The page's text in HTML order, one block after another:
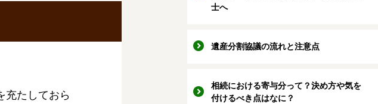
充たしておら
士へ
遺産分割協議の流れと注意点
相続における寄与分って？決め方や気を
付けるべき点はなに？